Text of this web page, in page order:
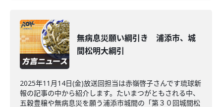
無病息災願い綱引き 浦添市、城
間松明大綱引
2025年11月14日(金)放送回担当は赤嶺啓子さんです琉球新
報の記事の中から紹介します。たいまつがともされる中、
五穀豊穣や無病息災を願う浦添市城間の「第３０回城間松